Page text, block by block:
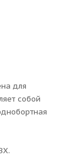
для
собой